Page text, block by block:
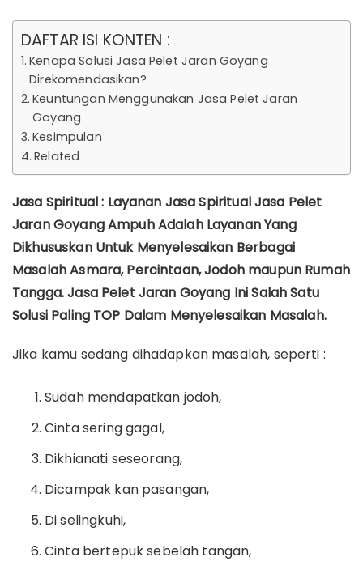
DAFTAR ISI KONTEN :
Kenapa Solusi Jasa Pelet Jaran Goyang
Direkomendasikan?
Keuntungan Menggunakan Jasa Pelet Jaran
Goyang
Kesimpulan
Related
Jasa Spiritual : Layanan Jasa Spiritual Jasa Pelet
Jaran Goyang Ampuh Adalah Layanan Yang
Dikhususkan Untuk Menyelesaikan Berbagai
Masalah Asmara, Percintaan, Jodoh maupun Rumah
Tangga. Jasa Pelet Jaran Goyang Ini Salah Satu
Solusi Paling TOP Dalam Menyelesaikan Masalah.
Jika kamu sedang dihadapkan masalah, seperti :
Sudah mendapatkan jodoh,
Cinta sering gagal,
Dikhianati seseorang,
Dicampak kan pasangan,
Di selingkuhi,
Cinta bertepuk sebelah tangan,